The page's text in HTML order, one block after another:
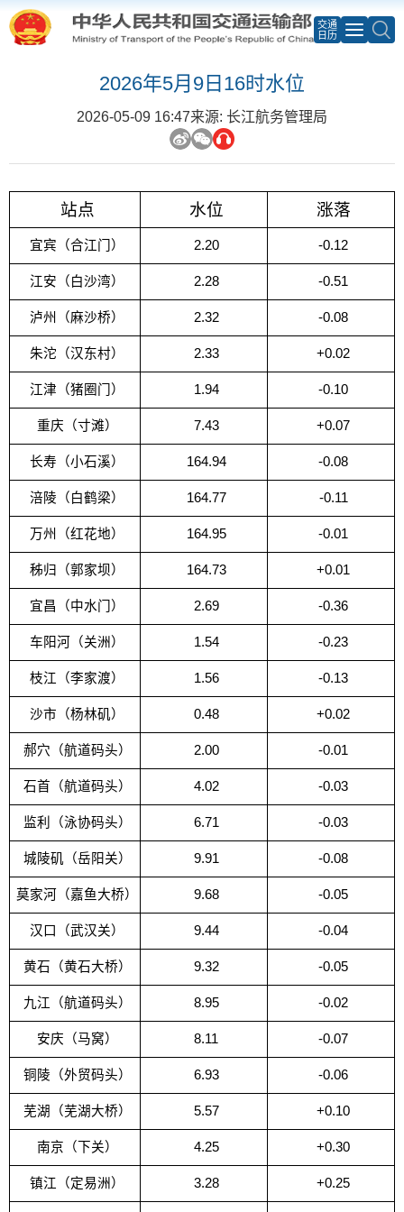
交通
日历
2026年5月9日16时水位
2026-05-09 16:47来源: 长江航务管理局
站点 水位 涨落
宜宾（合江门） 2.20 -0.12
江安（白沙湾） 2.28 -0.51
泸州（麻沙桥） 2.32 -0.08
朱沱（汉东村） 2.33 +0.02
江津（猪圈门） 1.94 -0.10
重庆（寸滩） 7.43 +0.07
长寿（小石溪） 164.94 -0.08
涪陵（白鹤梁） 164.77 -0.11
万州（红花地） 164.95 -0.01
秭归（郭家坝） 164.73 +0.01
宜昌（中水门） 2.69 -0.36
车阳河（关洲） 1.54 -0.23
枝江（李家渡） 1.56 -0.13
沙市（杨林矶） 0.48 +0.02
郝穴（航道码头） 2.00 -0.01
石首（航道码头） 4.02 -0.03
监利（泳协码头） 6.71 -0.03
城陵矶（岳阳关） 9.91 -0.08
莫家河（嘉鱼大桥） 9.68 -0.05
汉口（武汉关） 9.44 -0.04
黄石（黄石大桥） 9.32 -0.05
九江（航道码头） 8.95 -0.02
安庆（马窝） 8.11 -0.07
铜陵（外贸码头） 6.93 -0.06
芜湖（芜湖大桥） 5.57 +0.10
南京（下关） 4.25 +0.30
镇江（定易洲） 3.28 +0.25